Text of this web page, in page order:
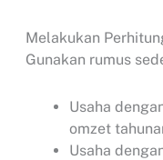
Melakukan
Gunakan rumus
Usaha
omzet
Usaha